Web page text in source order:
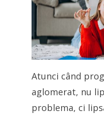
Atunci când
aglomerat, nu
problema, ci